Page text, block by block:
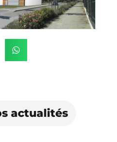
actualités